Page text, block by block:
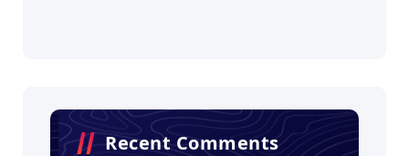
Recent Comments